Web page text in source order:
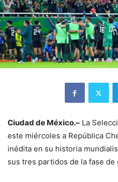
Ciudad de México.– La
este miércoles a República
inédita en su historia
sus tres partidos de la fase de